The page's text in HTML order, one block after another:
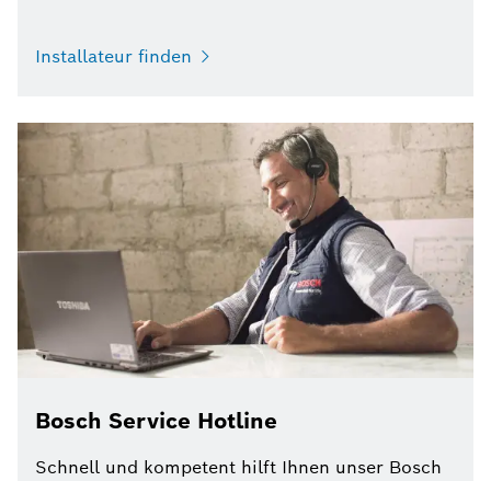
Installateur finden
Bosch Service Hotline
Schnell und kompetent hilft Ihnen unser Bosch